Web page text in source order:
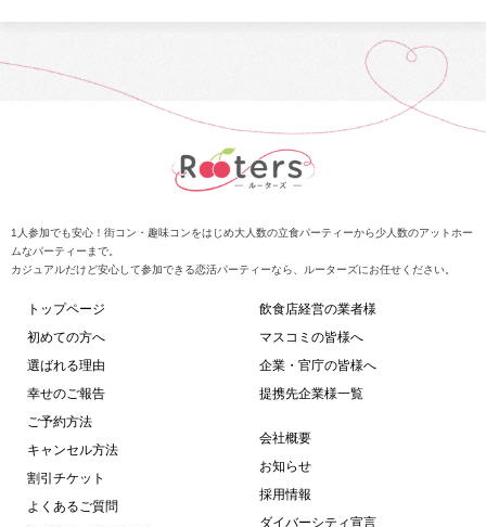
1人参加でも安心！街コン・趣味コンをはじめ大人数の立食パーティーから少人数のアットホー
ムなパーティーまで。
カジュアルだけど安心して参加できる恋活パーティーなら、ルーターズにお任せください。
トップページ
初めての方へ
選ばれる理由
幸せのご報告
ご予約方法
キャンセル方法
割引チケット
よくあるご質問
飲食店経営の業者様
マスコミの皆様へ
企業・官庁の皆様へ
提携先企業様一覧
会社概要
お知らせ
採用情報
ダイバーシティ宣言